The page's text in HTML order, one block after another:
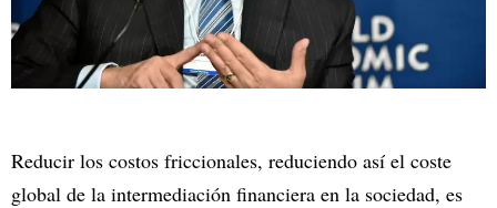
Reducir los costos friccionales, reduciendo así el coste
global de la intermediación financiera en la sociedad, es